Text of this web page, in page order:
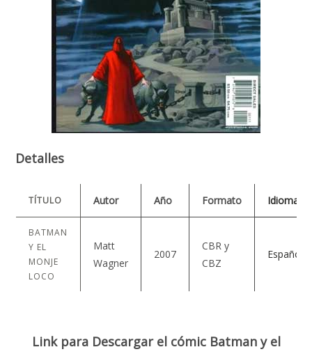
Detalles
TÍTULO Autor Año Formato Idioma
BATMAN
Y EL
MONJE
LOCO
Matt
Wagner
2007
CBR y
CBZ
Español
Link para Descargar el cómic Batman y el